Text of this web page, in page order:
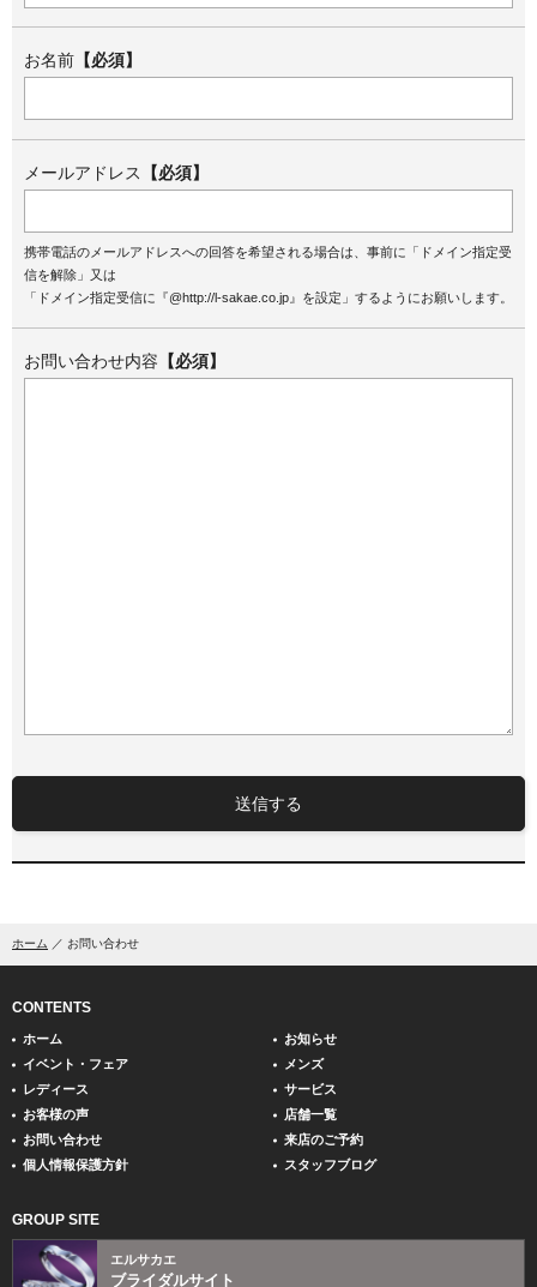
お名前 【必須】
メールアドレス 【必須】
携帯電話のメールアドレスへの回答を希望される場合は、事前に「ドメイン指定受
信を解除」又は
「ドメイン指定受信に『@http://l-sakae.co.jp』を設定」するようにお願いします。
お問い合わせ内容 【必須】
送信する
ホーム お問い合わせ
CONTENTS
ホーム
お知らせ
イベント・フェア
メンズ
レディース
サービス
お客様の声
店舗一覧
お問い合わせ
来店のご予約
個人情報保護方針
スタッフブログ
GROUP SITE
エルサカエ
ブライダルサイト